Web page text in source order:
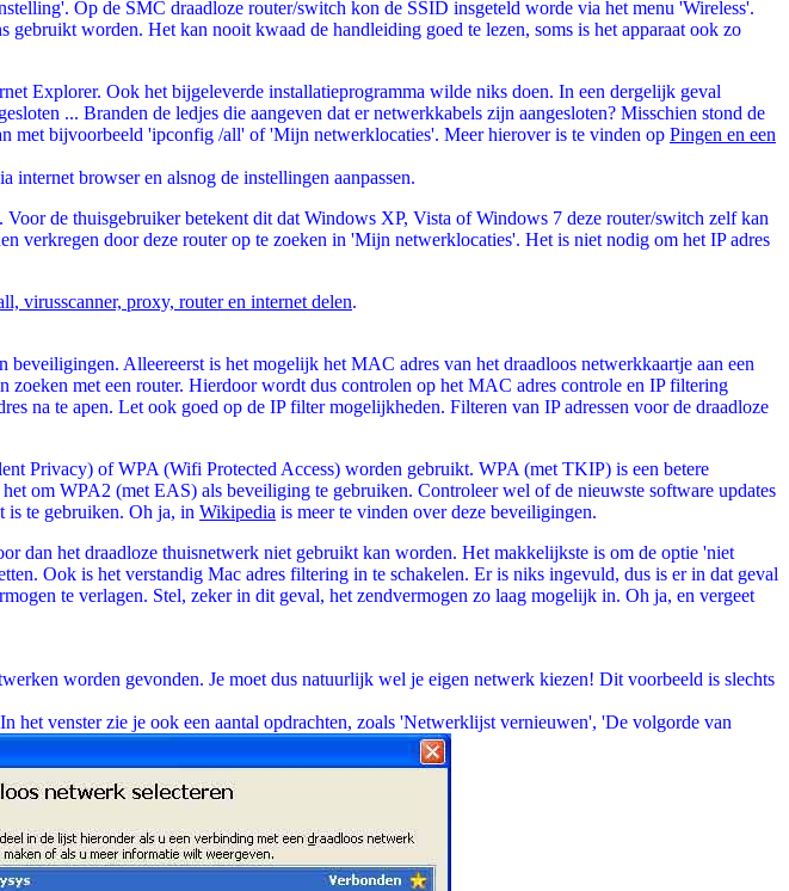
Op de SMC draadloze router/switch kon de SSID insgeteld worde via het menu 'Wireless'.
worden. Het kan nooit kwaad de handleiding goed te lezen, soms is het apparaat ook zo
Explorer. Ook het bijgeleverde installatieprogramma wilde niks doen. In een dergelijk geval
... Branden de ledjes die aangeven dat er netwerkkabels zijn aangesloten? Misschien stond de
met bijvoorbeeld 'ipconfig /all' of 'Mijn netwerklocaties'. Meer hierover is te vinden op Pingen en een
browser en alsnog de instellingen aanpassen.
de thuisgebruiker betekent dit dat Windows XP, Vista of Windows 7 deze router/switch zelf kan
verkregen door deze router op te zoeken in 'Mijn netwerklocaties'. Het is niet nodig om het IP adres
virusscanner, proxy, router en internet delen.
Alleereerst is het mogelijk het MAC adres van het draadloos netwerkkaartje aan een
zoeken met een router. Hierdoor wordt dus controlen op het MAC adres controle en IP filtering
na te apen. Let ook goed op de IP filter mogelijkheden. Filteren van IP adressen voor de draadloze
Privacy) of WPA (Wifi Protected Access) worden gebruikt. WPA (met TKIP) is een betere
om WPA2 (met EAS) als beveiliging te gebruiken. Controleer wel of de nieuwste software updates
is te gebruiken. Oh ja, in Wikipedia is meer te vinden over deze beveiligingen.
dan het draadloze thuisnetwerk niet gebruikt kan worden. Het makkelijkste is om de optie 'niet
Ook is het verstandig Mac adres filtering in te schakelen. Er is niks ingevuld, dus is er in dat geval
te verlagen. Stel, zeker in dit geval, het zendvermogen zo laag mogelijk in. Oh ja, en vergeet
worden gevonden. Je moet dus natuurlijk wel je eigen netwerk kiezen! Dit voorbeeld is slechts
venster zie je ook een aantal opdrachten, zoals 'Netwerklijst vernieuwen', 'De volgorde van